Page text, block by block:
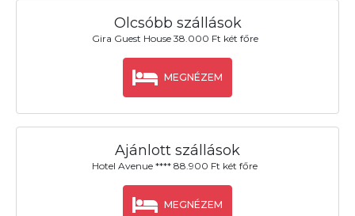
Olcsóbb szállások
Gira Guest House 38.000 Ft két főre
MEGNÉZEM
Ajánlott szállások
Hotel Avenue **** 88.900 Ft két főre
MEGNÉZEM